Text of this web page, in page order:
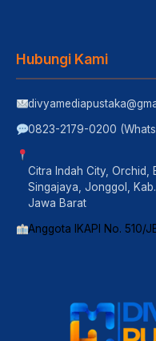
Hubungi Kami
0823-2179-0200
Citra Indah City, Orchid,
Singajaya, Jonggol,
Jawa Barat
Anggota IKAPI No. 510/